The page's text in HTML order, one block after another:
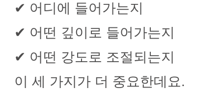
✔ 어디에 들어가는지
✔ 어떤 깊이로 들어가는지
✔ 어떤 강도로 조절되는지
이 세 가지가 더 중요한데요.